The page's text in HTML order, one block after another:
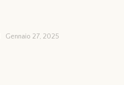
Gennaio 27, 2025